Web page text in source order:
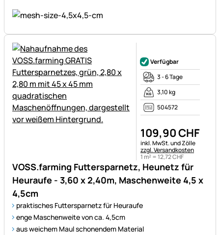
VOSS.farming Futtersparnetz, Heunetz für
Heuraufe - 3,60 x 2,40m, Maschenweite 4,5 x
4,5cm
praktisches Futtersparnetz für Heuraufe
enge Maschenweite von ca. 4,5cm
aus weichem Maul schonendem Material
Verfügbar
3 - 6 Tage
3,10 kg
504572
109,90CHF
Steuerhinweis:
inkl. MwSt. und Zölle
zzgl. Versandkosten
1 m² =12,72CHF